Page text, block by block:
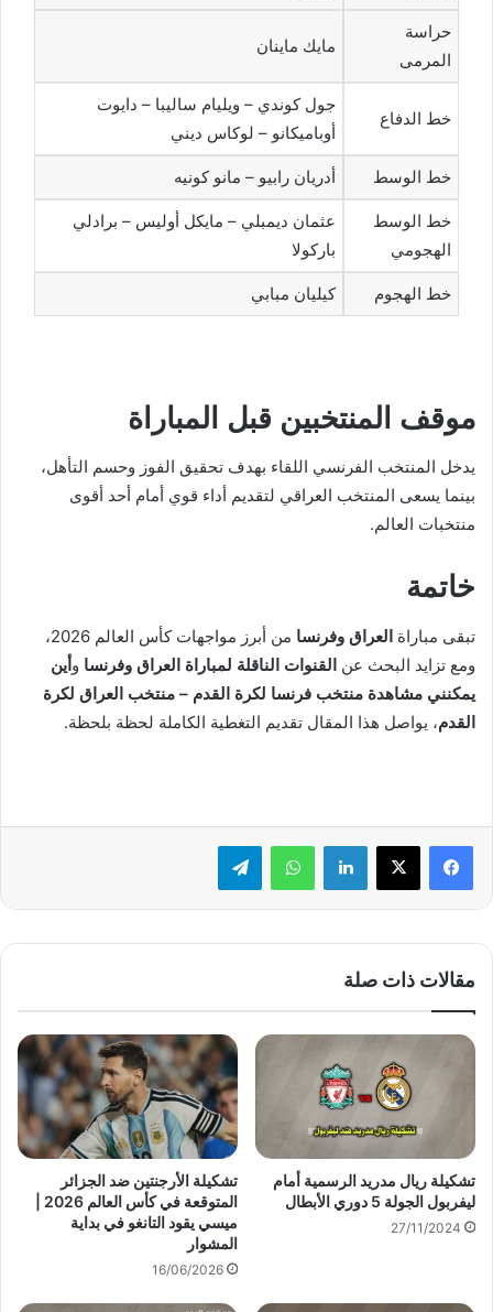
حراسة
المرمى
مايك ماينان
خط الدفاع
جول كوندي – ويليام ساليبا – دايوت
أوباميكانو – لوكاس ديني
خط الوسط أدريان رابيو – مانو كونيه
خط الوسط
الهجومي
عثمان ديمبلي – مايكل أوليس – برادلي
باركولا
خط الهجوم كيليان مبابي
موقف المنتخبين قبل المباراة
يدخل المنتخب الفرنسي اللقاء بهدف تحقيق الفوز وحسم التأهل،
بينما يسعى المنتخب العراقي لتقديم أداء قوي أمام أحد أقوى
منتخبات العالم.
خاتمة
تبقى مباراة العراق وفرنسا
من أبرز مواجهات كأس العالم 2026،
ومع تزايد البحث عن القنوات الناقلة لمباراة العراق وفرنسا وأين
يمكنني مشاهدة منتخب فرنسا لكرة القدم – منتخب العراق لكرة
القدم، يواصل هذا المقال تقديم التغطية الكاملة لحظة بلحظة.
لينكدإن واتساب تيلقرام
مقالات ذات صلة
تشكيلة ريال مدريد الرسمية أمام
ليفربول الجولة 5 دوري الأبطال
27/11/2024
تشكيلة الأرجنتين ضد الجزائر
ميسي يقود التانغو في بداية
المشوار
16/06/2026